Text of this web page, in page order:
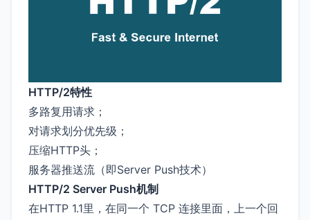
HTTP/2特性
多路复用请求；
对请求划分优先级；
压缩HTTP头；
服务器推送流（即Server Push技术）
HTTP/2 Server Push机制
在HTTP 1.1里，在同一个 TCP 连接里面，上一个回